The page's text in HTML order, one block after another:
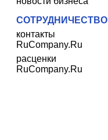
СОТРУДНИЧЕСТВО
контакты
RuCompany.Ru
расценки
RuCompany.Ru